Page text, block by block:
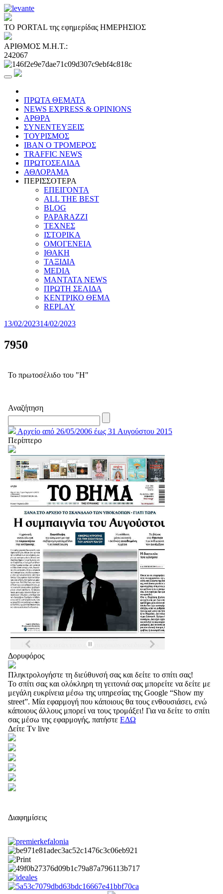
ΤΟ PORTAL της εφημερίδας ΗΜΕΡΗΣΙΟΣ
ΑΡΙΘΜΟΣ Μ.Η.Τ.:
242067
ΠΡΩΤΑ ΘΕΜΑΤΑ
NEWS EXPRESS & OPINIONS
ΑΡΘΡΑ
ΣΥΝΕΝΤΕΥΞΕΙΣ
ΤΟΥΡΙΣΜΟΣ
ΙΒΑΝ Ο ΤΡΟΜΕΡΟΣ
TRAFFIC NEWS
ΠΡΩΤΟΣΕΛΙΔΑ
ΑΘΛΟΡΑΜΑ
ΠΕΡΙΣΣΟΤΕΡΑ
ΕΠΕΙΓΟΝΤΑ
ALL THE BEST
BLOG
PAPARAZZI
ΤΕΧΝΕΣ
ΙΣΤΟΡΙΚΑ
ΟΜΟΓΕΝΕΙΑ
ΙΘΑΚΗ
ΤΑΞΙΔΙΑ
MEDIA
MANTATA NEWS
ΠΡΩΤΗ ΣΕΛΙΔΑ
ΚΕΝΤΡΙΚΟ ΘΕΜΑ
REPLAY
13/02/202314/02/2023
7950
Το πρωτοσέλιδο του "Η"
Αναζήτηση
Αρχείο από 26/05/2006 έως 31 Αυγούστου 2015
Περίπτερο
Δορυφόρος
Πληκτρολογήστε τη διεύθυνσή σας και δείτε το σπίτι σας!
Το σπίτι σας και ολόκληρη τη γειτονιά σας μπορείτε να δείτε με
μεγάλη ευκρίνεια μέσω της υπηρεσίας της Google “Show my
street”. Μία εφαρμογή που κάποιους θα τους ενθουσιάσει, ενώ
κάποιους άλλους μπορεί να τους τρομάξει! Για να δείτε το σπίτι
σας μέσω της εφαρμογής, πατήστε ΕΔΩ
Δείτε Tv live
Διαφημίσεις